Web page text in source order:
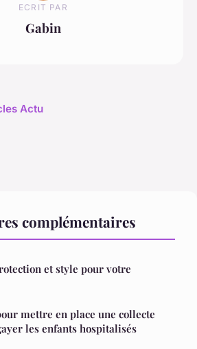
ECRIT PAR
Gabin
Actu
complémentaires
et style pour votre
mettre en place une collecte
les enfants hospitalisés